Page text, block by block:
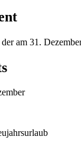
am 31.